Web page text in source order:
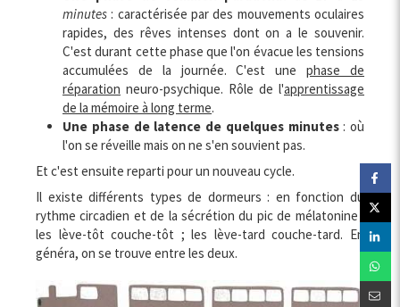
minutes : caractérisée par des mouvements oculaires
rapides, des rêves intenses dont on a le souvenir.
C'est durant cette phase que l'on évacue les tensions
accumulées de la journée. C'est unephase de
réparation neuro-psychique. Rôle de l'apprentissage
de la mémoire à long terme.
Une phase de latence de quelques minutes: où
l'on se réveille mais on ne s'en souvient pas.
Et c'est ensuite reparti pour un nouveau cycle.
Il existe différents types de dormeurs : en fonction du
rythme circadien et de la sécrétion du pic de mélatonine :
les lève-tôt couche-tôt ; les lève-tard couche-tard. En
généra, on se trouve entre les deux.